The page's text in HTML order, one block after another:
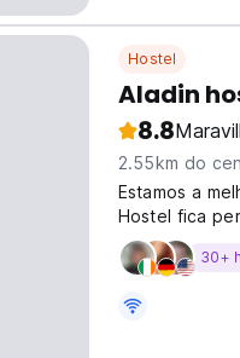
Hostel
Aladin
8.8
2.55km do
Estamos a
Hostel fica
curta
cidade de30+